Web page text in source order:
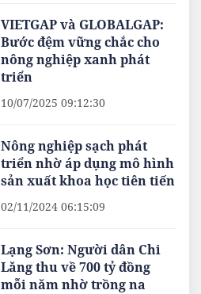
VIETGAP và GLOBALGAP:
Bước đệm vững chắc cho
nông nghiệp xanh phát
triển
10/07/2025 09:12:30
Nông nghiệp sạch phát
triển nhờ áp dụng mô hình
sản xuất khoa học tiên tiến
02/11/2024 06:15:09
Lạng Sơn: Người dân Chi
Lăng thu về 700 tỷ đồng
mỗi năm nhờ trồng na